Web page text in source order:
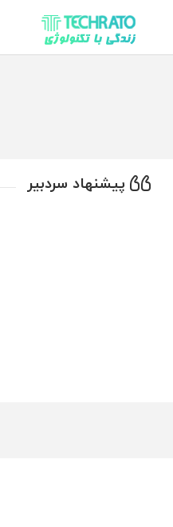
تکراتو – زندگی با تکنولوژی
پیشنهاد سردبیر